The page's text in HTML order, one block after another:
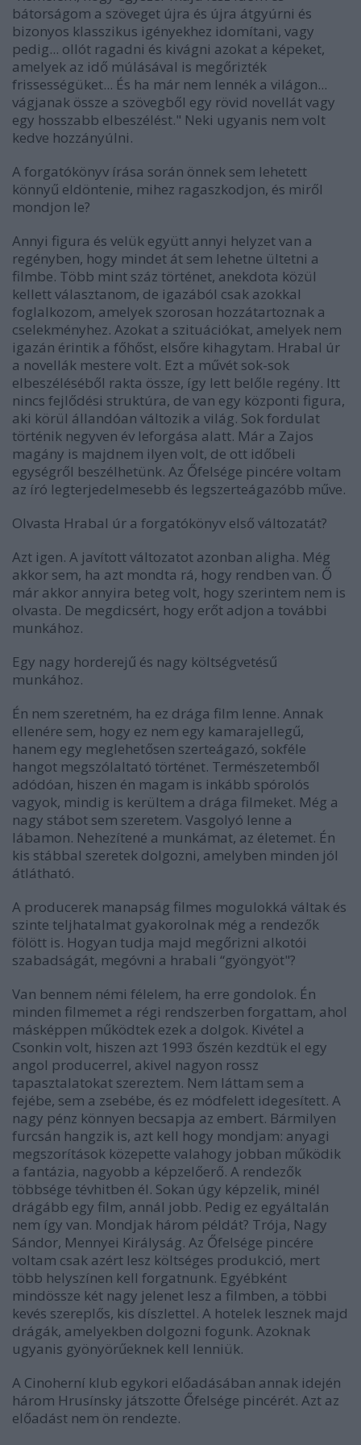
bátorságom a szöveget újra és újra átgyúrni és
bizonyos klasszikus igényekhez idomítani, vagy
pedig... ollót ragadni és kivágni azokat a képeket,
amelyek az idő múlásával is megőrizték
frissességüket... És ha már nem lennék a világon...
vágjanak össze a szövegből egy rövid novellát vagy
egy hosszabb elbeszélést." Neki ugyanis nem volt
kedve hozzányúlni.
A forgatókönyv írása során önnek sem lehetett
könnyű eldöntenie, mihez ragaszkodjon, és miről
mondjon le?
Annyi figura és velük együtt annyi helyzet van a
regényben, hogy mindet át sem lehetne ültetni a
filmbe. Több mint száz történet, anekdota közül
kellett választanom, de igazából csak azokkal
foglalkozom, amelyek szorosan hozzátartoznak a
cselekményhez. Azokat a szituációkat, amelyek nem
igazán érintik a főhőst, elsőre kihagytam. Hrabal úr
a novellák mestere volt. Ezt a művét sok-sok
elbeszéléséből rakta össze, így lett belőle regény. Itt
nincs fejlődési struktúra, de van egy központi figura,
aki körül állandóan változik a világ. Sok fordulat
történik negyven év leforgása alatt. Már a Zajos
magány is majdnem ilyen volt, de ott időbeli
egységről beszélhetünk. Az Őfelsége pincére voltam
az író legterjedelmesebb és legszerteágazóbb műve.
Olvasta Hrabal úr a forgatókönyv első változatát?
Azt igen. A javított változatot azonban aligha. Még
akkor sem, ha azt mondta rá, hogy rendben van. Ő
már akkor annyira beteg volt, hogy szerintem nem is
olvasta. De megdicsért, hogy erőt adjon a további
munkához.
Egy nagy horderejű és nagy költségvetésű
munkához.
Én nem szeretném, ha ez drága film lenne. Annak
ellenére sem, hogy ez nem egy kamarajellegű,
hanem egy meglehetősen szerteágazó, sokféle
hangot megszólaltató történet. Természetemből
adódóan, hiszen én magam is inkább spórolós
vagyok, mindig is kerültem a drága filmeket. Még a
nagy stábot sem szeretem. Vasgolyó lenne a
lábamon. Nehezítené a munkámat, az életemet. Én
kis stábbal szeretek dolgozni, amelyben minden jól
átlátható.
A producerek manapság filmes mogulokká váltak és
szinte teljhatalmat gyakorolnak még a rendezők
fölött is. Hogyan tudja majd megőrizni alkotói
szabadságát, megóvni a hrabali “gyöngyöt"?
Van bennem némi félelem, ha erre gondolok. Én
minden filmemet a régi rendszerben forgattam, ahol
másképpen működtek ezek a dolgok. Kivétel a
Csonkin volt, hiszen azt 1993 őszén kezdtük el egy
angol producerrel, akivel nagyon rossz
tapasztalatokat szereztem. Nem láttam sem a
fejébe, sem a zsebébe, és ez módfelett idegesített. A
nagy pénz könnyen becsapja az embert. Bármilyen
furcsán hangzik is, azt kell hogy mondjam: anyagi
megszorítások közepette valahogy jobban működik
a fantázia, nagyobb a képzelőerő. A rendezők
többsége tévhitben él. Sokan úgy képzelik, minél
drágább egy film, annál jobb. Pedig ez egyáltalán
nem így van. Mondjak három példát? Trója, Nagy
Sándor, Mennyei Királyság. Az Őfelsége pincére
voltam csak azért lesz költséges produkció, mert
több helyszínen kell forgatnunk. Egyébként
mindössze két nagy jelenet lesz a filmben, a többi
kevés szereplős, kis díszlettel. A hotelek lesznek majd
drágák, amelyekben dolgozni fogunk. Azoknak
ugyanis gyönyörűeknek kell lenniük.
A Cinoherní klub egykori előadásában annak idején
három Hrusínsky játszotte Őfelsége pincérét. Azt az
előadást nem ön rendezte.